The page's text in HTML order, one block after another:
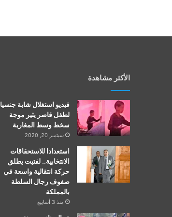
الأكثر مشاهدة
فيديو استغلال شابة جنسيا
لطفل قاصر يثير موجة
سخط وسط المغاربة
سبتمبر 20, 2020
استعدادا للاستحقاقات
الانتخابية.. لفتيت يطلق
حركة انتقالية واسعة في
صفوف رجال السلطة
بالمملكة
منذ 3 أسابيع